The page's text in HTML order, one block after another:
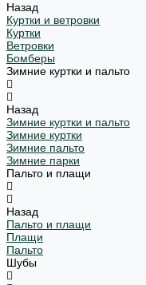
Назад
Куртки и ветровки
Куртки
Ветровки
Бомберы
Зимние куртки и пальто
Назад
Зимние куртки и пальто
Зимние куртки
Зимние пальто
Зимние парки
Пальто и плащи
Назад
Пальто и плащи
Плащи
Пальто
Шубы